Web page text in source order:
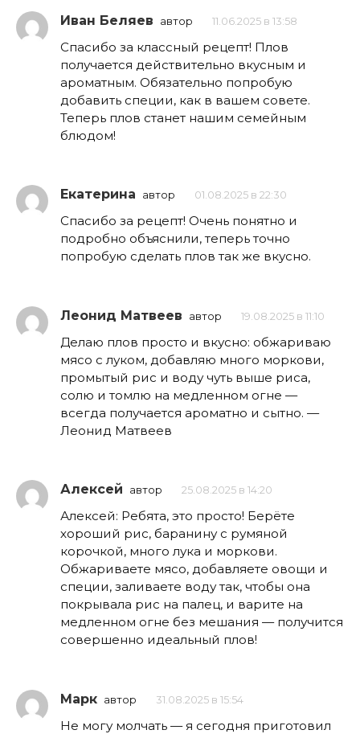
Иван Беляев автор 11.06.2025 в 13:58
Спасибо за классный рецепт! Плов
получается действительно вкусным и
ароматным. Обязательно попробую
добавить специи, как в вашем совете.
Теперь плов станет нашим семейным
блюдом!
Екатерина автор 01.08.2025 в 22:30
Спасибо за рецепт! Очень понятно и
подробно объяснили, теперь точно
попробую сделать плов так же вкусно.
Леонид Матвеев автор 19.08.2025 в 11:10
Делаю плов просто и вкусно: обжариваю
мясо с луком, добавляю много моркови,
промытый рис и воду чуть выше риса,
солю и томлю на медленном огне —
всегда получается ароматно и сытно. —
Леонид Матвеев
Алексей автор 25.08.2025 в 14:20
Алексей: Ребята, это просто! Берёте
хороший рис, баранину с румяной
корочкой, много лука и моркови.
Обжариваете мясо, добавляете овощи и
специи, заливаете воду так, чтобы она
покрывала рис на палец, и варите на
медленном огне без мешания — получится
совершенно идеальный плов!
Марк автор 31.08.2025 в 15:54
Не могу молчать — я сегодня приготовил